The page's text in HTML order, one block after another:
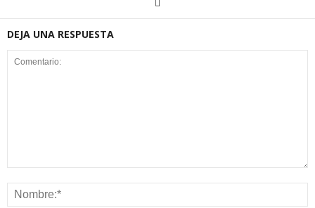
DEJA UNA RESPUESTA